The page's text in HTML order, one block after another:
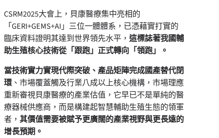
CSRM2025大會上，貝康醫療集中亮相的
「GERI+GEMS+AI」三位一體體系，已憑藉實打實的
臨床資料證明其達到世界領先水平， 這標誌著我國輔
助生殖核心技術從「跟跑」正式轉向「領跑」。
當技術實力實現代際突破、產品矩陣完成國產替代閉
環、市場覆蓋觸及行業八成以上核心機構，市場理應
重新審視貝康醫療的產業估值，它早已不是單純的醫
療器械供應商，而是構建起智慧輔助生殖生態的領軍
者， 其價值需要被賦予更廣闊的產業視野與更長遠的
增長預期。